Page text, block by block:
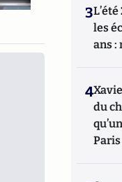
3
les
ans :
4
du